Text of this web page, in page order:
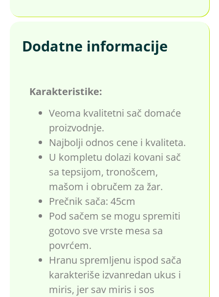
Dodatne informacije
Karakteristike:
Veoma kvalitetni sač domaće
proizvodnje.
Najbolji odnos cene i kvaliteta.
U kompletu dolazi kovani sač
sa tepsijom, tronošcem,
mašom i obručem za žar.
Prečnik sača: 45cm
Pod sačem se mogu spremiti
gotovo sve vrste mesa sa
povrćem.
Hranu spremljenu ispod sača
karakteriše izvanredan ukus i
miris, jer sav miris i sos